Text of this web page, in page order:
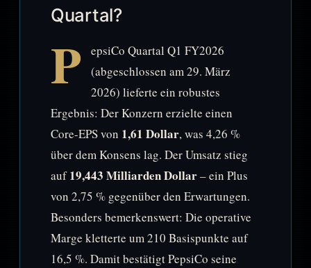
Quartal?
P
epsiCo Quartal Q1 FY2026
(abgeschlossen am 29. März
2026) lieferte ein robustes
Ergebnis: Der Konzern erzielte einen
Core-EPS von 1,61 Dollar, was 4,26 %
über dem Konsens lag. Der Umsatz stieg
auf19,443 Milliarden Dollar– ein Plus
von 2,75 % gegenüber den Erwartungen.
Besonders bemerkenswert: Die operative
Marge kletterte um 210 Basispunkte auf
16,5 %. Damit bestätigt PepsiCo seine